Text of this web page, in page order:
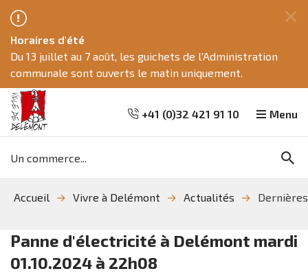
recherche
navigation
Horaires d'été
Du 13 juillet au 7 août, les guichets de l'Administration
communale sont ouverts le matin uniquement.
+41 (0)32 421 91 10
clés
Menu
Accueil Vivre à Delémont Actualités
Panne d'électricité à Delémont mardi
01.10.2024 à 22h08